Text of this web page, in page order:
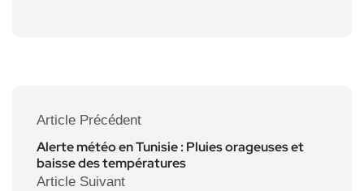
Article Précédent
Alerte météo en Tunisie : Pluies orageuses et
baisse des températures
Article Suivant